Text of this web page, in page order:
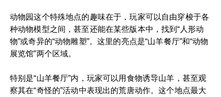
动物园这个特殊地点的趣味在于，玩家可以自由穿梭于各
种动物模型之间，甚至还能在某些版本中，找到“人形动
物”或奇异的“动物雕塑”。这里的亮点是“山羊餐厅”和“动物
展览馆”两个区域。
特别是“山羊餐厅”内，玩家可以用食物诱导山羊，甚至观
察其在“奇怪的”活动中表现出的荒唐动作。这个地点最大